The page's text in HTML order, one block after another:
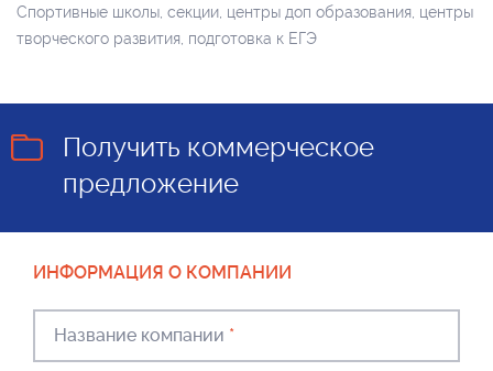
Спортивные школы, секции, центры доп образования, центры
творческого развития, подготовка к ЕГЭ
Получить коммерческое
предложение
ИНФОРМАЦИЯ О КОМПАНИИ
Название компании *